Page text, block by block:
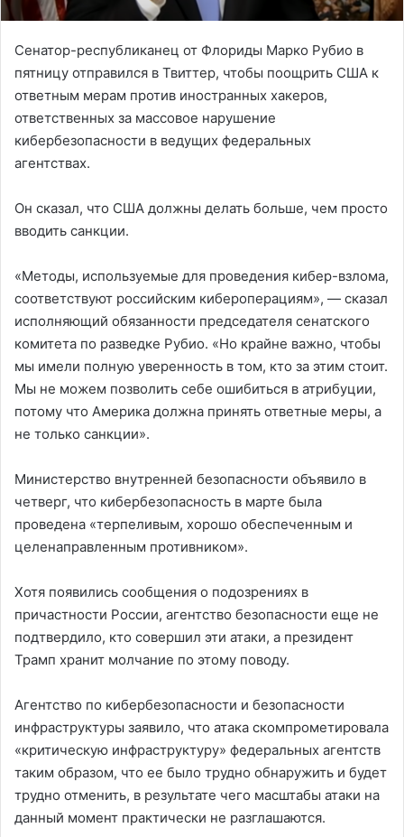
Сенатор-республиканец от Флориды Марко Рубио в
пятницу отправился в Твиттер, чтобы поощрить США к
ответным мерам против иностранных хакеров,
ответственных за массовое нарушение
кибербезопасности в ведущих федеральных
агентствах.
Он сказал, что США должны делать больше, чем просто
вводить санкции.
«Методы, используемые для проведения кибер-взлома,
соответствуют российским кибероперациям», — сказал
исполняющий обязанности председателя сенатского
комитета по разведке Рубио. «Но крайне важно, чтобы
мы имели полную уверенность в том, кто за этим стоит.
Мы не можем позволить себе ошибиться в атрибуции,
потому что Америка должна принять ответные меры, а
не только санкции».
Министерство внутренней безопасности объявило в
четверг, что кибербезопасность в марте была
проведена «терпеливым, хорошо обеспеченным и
целенаправленным противником».
Хотя появились сообщения о подозрениях в
причастности России, агентство безопасности еще не
подтвердило, кто совершил эти атаки, а президент
Трамп хранит молчание по этому поводу.
Агентство по кибербезопасности и безопасности
инфраструктуры заявило, что атака скомпрометировала
«критическую инфраструктуру» федеральных агентств
таким образом, что ее было трудно обнаружить и будет
трудно отменить, в результате чего масштабы атаки на
данный момент практически не разглашаются.